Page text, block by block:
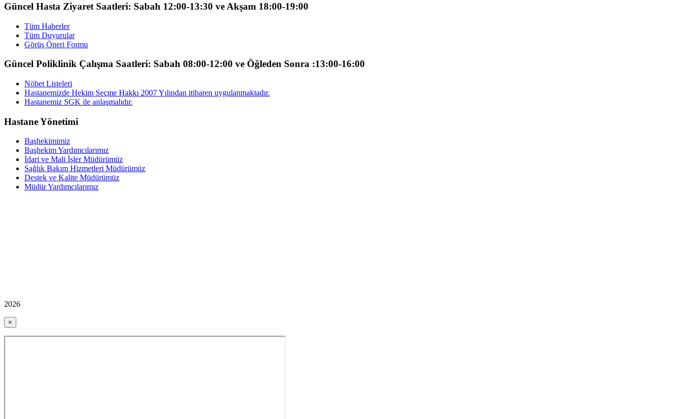
Güncel Hasta Ziyaret Saatleri: Sabah 12:00-13:30 ve Akşam 18:00-19:00
Tüm Haberler
Tüm Duyurular
Görüş Öneri Formu
Güncel Poliklinik Çalışma Saatleri: Sabah 08:00-12:00 ve Öğleden Sonra :13:00-16:00
Nöbet Listeleri
Hastanemizde Hekim Seçme Hakkı 2007 Yılından itibaren uygulanmaktadır.
Hastanemiz SGK ile anlaşmalıdır.
Hastane Yönetimi
Başhekimimiz
Başhekim Yardımcılarımız
İdari ve Mali İşler Müdürümüz
Sağlık Bakım Hizmetleri Müdürümüz
Destek ve Kalite Müdürümüz
Müdür Yardımcılarımız
2026
×